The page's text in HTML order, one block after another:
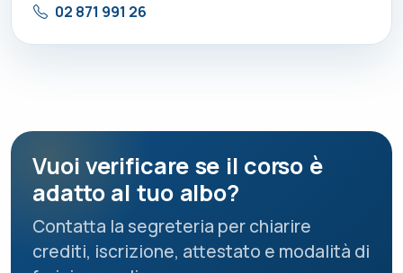
02 871 991 26
Vuoi verificare se il corso è
adatto al tuo albo?
Contatta la segreteria per chiarire
crediti, iscrizione, attestato e modalità di